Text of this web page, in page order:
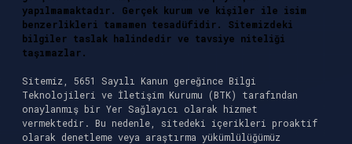
yapılmamaktadır. Gerçek kurum ve kişiler ile isim
benzerlikleri tamamen tesadüfidir. Sitemizdeki
bilgiler taslak halindedir ve tavsiye niteliği
taşımazlar.
Sitemiz, 5651 Sayılı Kanun gereğince Bilgi
Teknolojileri ve İletişim Kurumu (BTK) tarafından
onaylanmış bir Yer Sağlayıcı olarak hizmet
vermektedir. Bu nedenle, sitedeki içerikleri proaktif
olarak denetleme veya araştırma yükümlülüğümüz